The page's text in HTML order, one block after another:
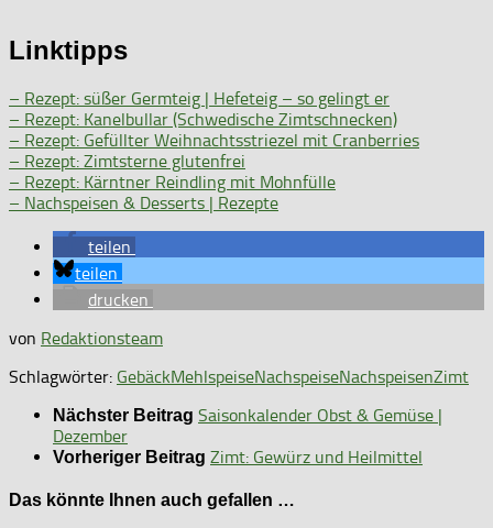
Linktipps
– Rezept: süßer Germteig | Hefeteig – so gelingt er
– Rezept: Kanelbullar (Schwedische Zimtschnecken)
– Rezept: Gefüllter Weihnachtsstriezel mit Cranberries
– Rezept: Zimtsterne glutenfrei
– Rezept: Kärntner Reindling mit Mohnfülle
– Nachspeisen & Desserts | Rezepte
teilen
teilen
drucken
von Redaktionsteam
Schlagwörter: GebäckMehlspeiseNachspeiseNachspeisenZimt
Nächster Beitrag Saisonkalender Obst & Gemüse |
Dezember
Vorheriger Beitrag Zimt: Gewürz und Heilmittel
Das könnte Ihnen auch gefallen …